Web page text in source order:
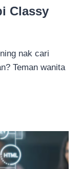
Classy
nak cari
Teman wanita